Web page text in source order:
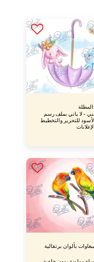
- لا يأتي بملف رسم
للتحرير والتخطيط
بألوان برتقالية